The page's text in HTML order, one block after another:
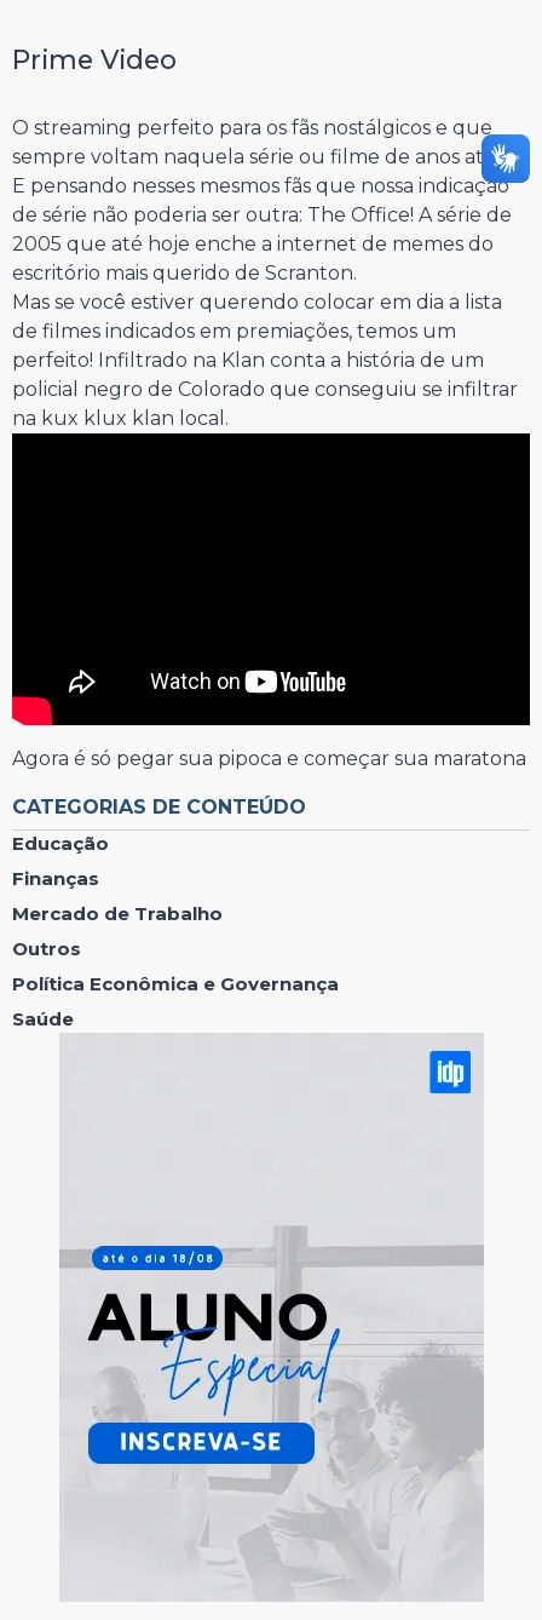
Prime Video
O streaming perfeito para os fãs nostálgicos e que
sempre voltam naquela série ou filme de anos atrás.
E pensando nesses mesmos fãs que nossa indicação
de série não poderia ser outra: The Office! A série de
2005 que até hoje enche a internet de memes do
escritório mais querido de Scranton.
Mas se você estiver querendo colocar em dia a lista
de filmes indicados em premiações, temos um
perfeito! Infiltrado na Klan conta a história de um
policial negro de Colorado que conseguiu se infiltrar
na kux klux klan local.
Agora é só pegar sua pipoca e começar sua maratona
CATEGORIAS DE CONTEÚDO
Educação
Finanças
Mercado de Trabalho
Outros
Política Econômica e Governança
Saúde